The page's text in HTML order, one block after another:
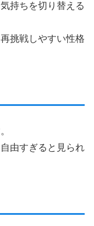
持ちを切り替える
挑戦しやすい性格
由すぎると見られ